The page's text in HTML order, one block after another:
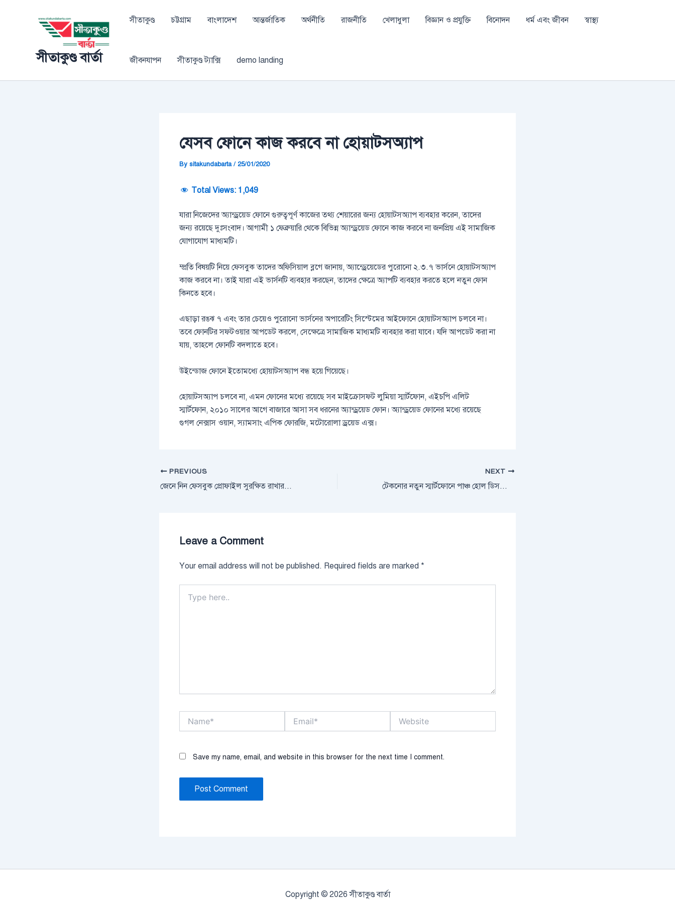
সীতাকুণ্ড বার্তা
সীতাকুণ্ড চট্টগ্রাম বাংলাদেশ আন্তর্জাতিক অর্থনীতি রাজনীতি খেলাধুলা বিজ্ঞান ও প্রযুক্তি বিনোদন ধর্ম এবং জীবন স্বাস্থ্য
জীবনযাপন সীতাকুণ্ড ট্যাক্সি demo landing
যেসব ফোনে কাজ করবে না হোয়াটসঅ্যাপ
By sitakundabarta/25/01/2020
Total Views: 1,049
যারা নিজেদের অ্যান্ড্রয়েড ফোনে গুরুত্বপূর্ণ কাজের তথ্য শেয়ারের জন্য হোয়াটসঅ্যাপ ব্যবহার করেন, তাদের
জন্য রয়েছে দুঃসংবাদ। আগামী ১ ফেব্রুয়ারি থেকে বিভিন্ন অ্যান্ড্রয়েড ফোনে কাজ করবে না জনপ্রিয় এই সামাজিক
যোগাযোগ মাধ্যমটি।
ম্প্রতি বিষয়টি নিয়ে ফেসবুক তাদের অফিসিয়াল ব্লগে জানায়, অ্যান্ড্রেয়েডের পুরোনো ২.৩.৭ ভার্সনে হোয়াটসঅ্যাপ
কাজ করবে না। তাই যারা এই ভার্সনটি ব্যবহার করছেন, তাদের ক্ষেত্রে অ্যাপটি ব্যবহার করতে হলে নতুন ফোন
কিনতে হবে।
এছাড়া রঙঝ ৭ এবং তার চেয়েও পুরোনো ভার্সনের অপারেটিং সিস্টেমের আইফোনে হোয়াটসঅ্যাপ চলবে না।
তবে ফোনটির সফটওয়ার আপডেট করলে, সেক্ষেত্রে সামাজিক মাধ্যমটি ব্যবহার করা যাবে। যদি আপডেট করা না
যায়, তাহলে ফোনটি বদলাতে হবে।
উইন্ডোজ ফোনে ইতোমধ্যে হোয়াটসঅ্যাপ বন্ধ হয়ে গিয়েছে।
হোয়াটসঅ্যাপ চলবে না, এমন ফোনের মধ্যে রয়েছে সব মাইক্রোসফট লুমিয়া স্মার্টফোন, এইচপি এলিট
স্মার্টফোন, ২০১০ সালের আগে বাজারে আসা সব ধরনের অ্যান্ড্রয়েড ফোন। অ্যান্ড্রয়েড ফোনের মধ্যে রয়েছে
গুগল নেক্সাস ওয়ান, স্যামসাং এপিক ফোরজি, মটোরোলা ড্রয়েড এক্স।
navigation
PREVIOUS
জেনে নিন ফেসবুক প্রোফাইল সুরক্ষিত রাখার উপায়
NEXT
টেকনোর নতুন স্মার্টফোনে পাঞ্চ হোল ডিসপ্লের চমক
Leave a Comment
Your email address will not be published. Required fields are marked *
here..
Save my name, email, and website in this browser for the next time I comment.
Copyright © 2026 সীতাকুণ্ড বার্তা